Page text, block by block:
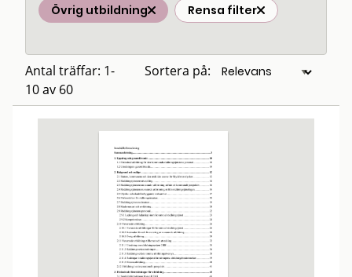
Övrig utbildning Rensa filter
Antal träffar: 1-
10 av 60
Sortera på: